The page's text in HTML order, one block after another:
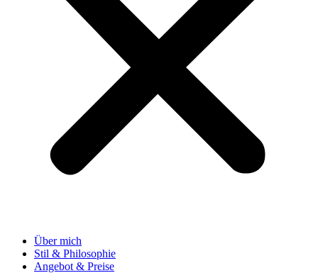
Über mich
Stil & Philosophie
Angebot & Preise